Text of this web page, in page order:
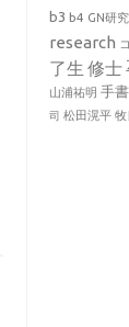
b3 b4 GN研
research
了生 修士
山浦祐明 手
司 松田滉平 牧